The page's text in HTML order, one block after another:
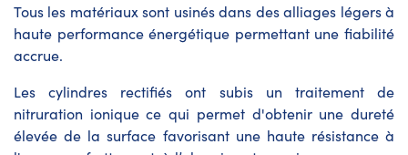
Tous les matériaux sont usinés dans des alliages légers à
haute performance énergétique permettant une fiabilité
accrue.
Les cylindres rectifiés ont subis un traitement de
nitruration ionique ce qui permet d'obtenir une dureté
élevée de la surface favorisant une haute résistance à